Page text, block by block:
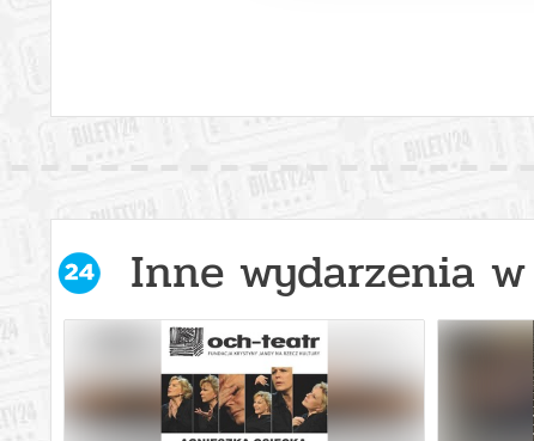
Inne wydarzenia